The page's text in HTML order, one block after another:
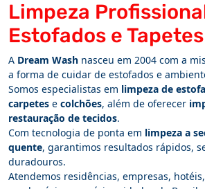
Limpeza
Estofados e Tapetes
A Dream Wash nasceu em 2004 com a
a forma de cuidar de estofados e
Somos especialistas em limpeza de
carpetes e colchões, além de oferecer
restauração de tecidos.
Com tecnologia de ponta em limpeza a
quente, garantimos resultados rápidos,
duradouros.
Atendemos residências, empresas,